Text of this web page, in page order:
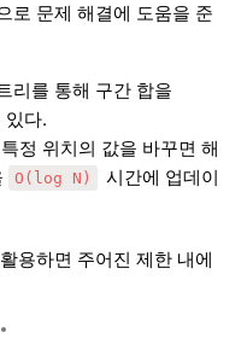
로 문제 해결에 도움을 준
리를 통해 구간 합을
있다.
정 위치의 값을 바꾸면 해
O(log N)
시간에 업데이
용하면 주어진 제한 내에